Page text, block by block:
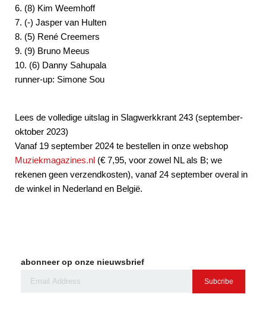
6. (8) Kim Weemhoff
7. (-) Jasper van Hulten
8. (5) René Creemers
9. (9) Bruno Meeus
10. (6) Danny Sahupala
runner-up: Simone Sou
Lees de volledige uitslag in Slagwerkkrant 243 (september-
oktober 2023)
Vanaf 19 september 2024 te bestellen in onze webshop
Muziekmagazines.nl (€ 7,95, voor zowel NL als B; we
rekenen geen verzendkosten), vanaf 24 september overal in
de winkel in Nederland en België.
abonneer op onze nieuwsbrief
Subcribe